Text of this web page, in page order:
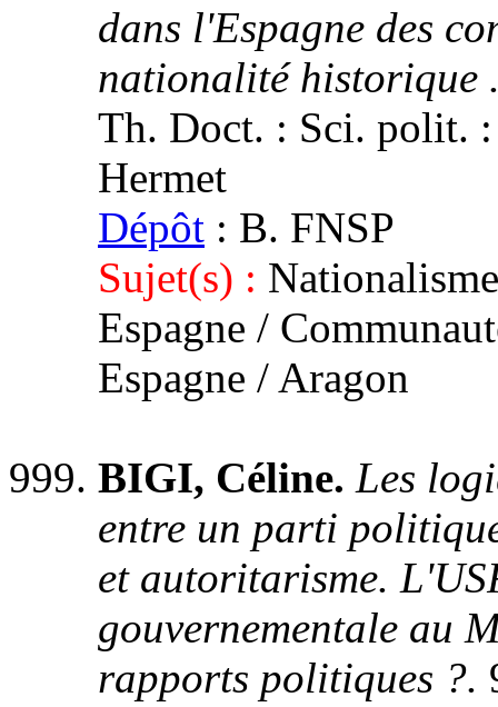
dans l'Espagne des
nationalité historique
Th. Doct. : Sci. polit.
Hermet
Dépôt : B. FNSP
Sujet(s) :
Espagne /
Espagne / Aragon
BIGI, Céline. Les
entre un parti
et autoritarisme.
gouvernementale au
rapports politiques ?.